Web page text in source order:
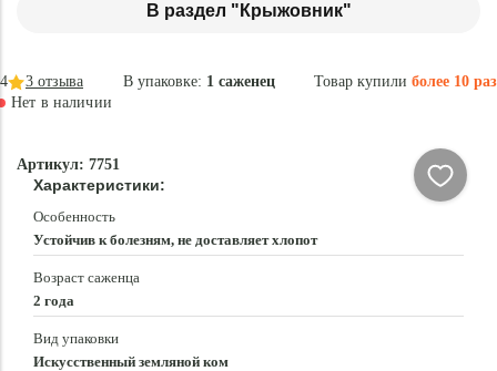
В раздел "Крыжовник"
В упаковке: 1 саженец Товар купили более 10 раз
4 3 отзыва
Нет в наличии
Артикул: 7751
Характеристики:
Особенность
Устойчив к болезням, не доставляет хлопот
Возраст саженца
2 года
Вид упаковки
Искусственный земляной ком